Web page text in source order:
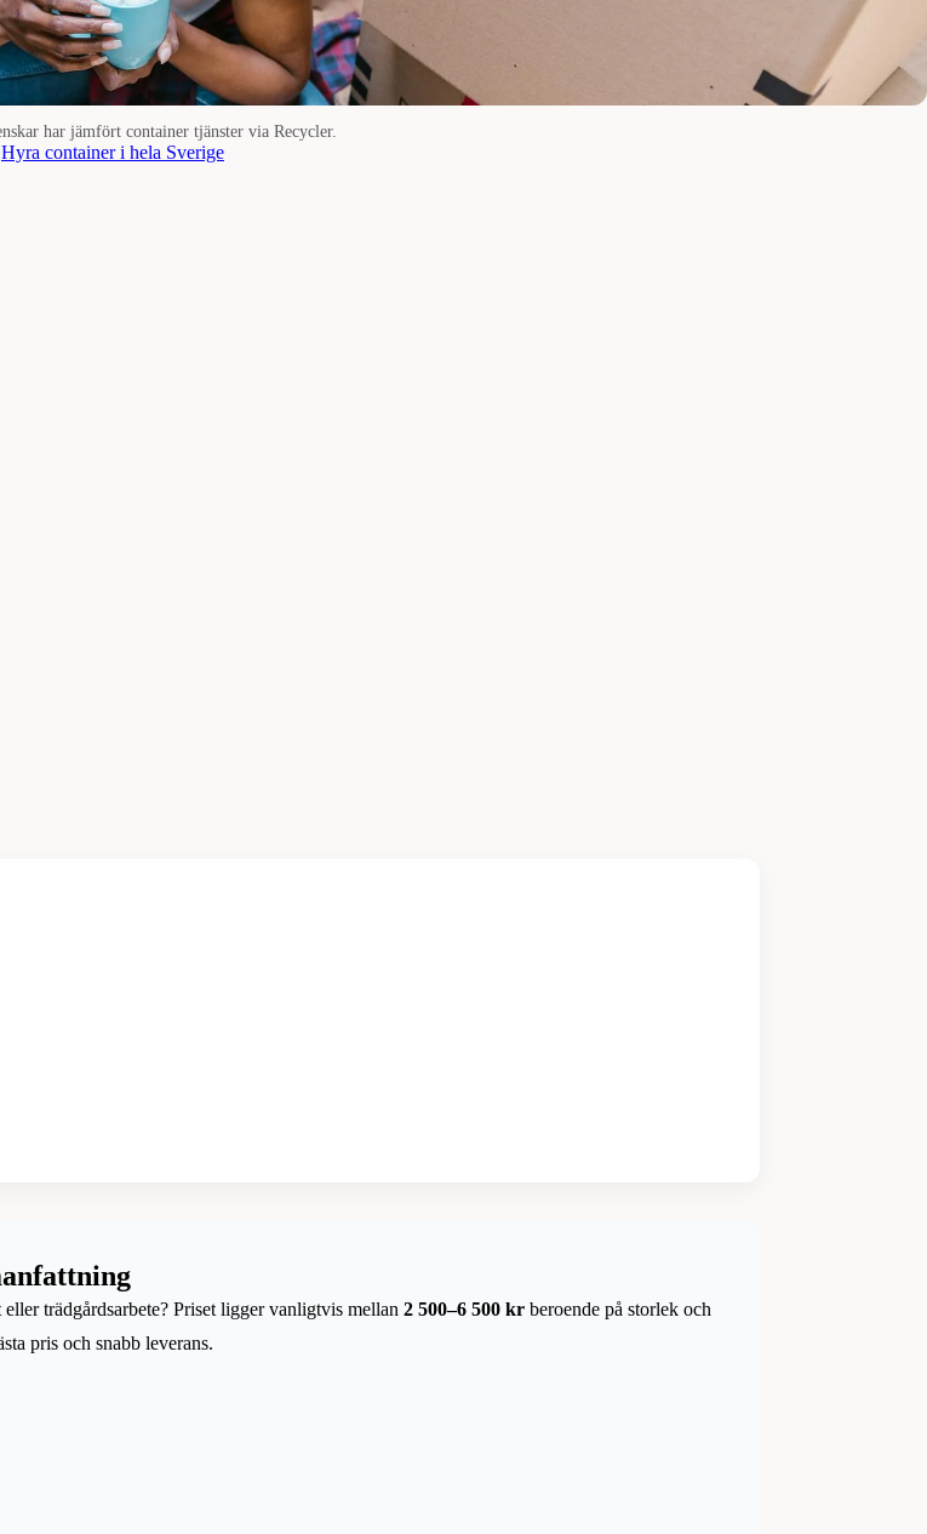
har jämfört container tjänster via Recycler.
Hyra container i hela Sverige
trädgårdsarbete? Priset ligger vanligtvis mellan 2 500–6 500 kr beroende på storlek och
pris och snabb leverans.